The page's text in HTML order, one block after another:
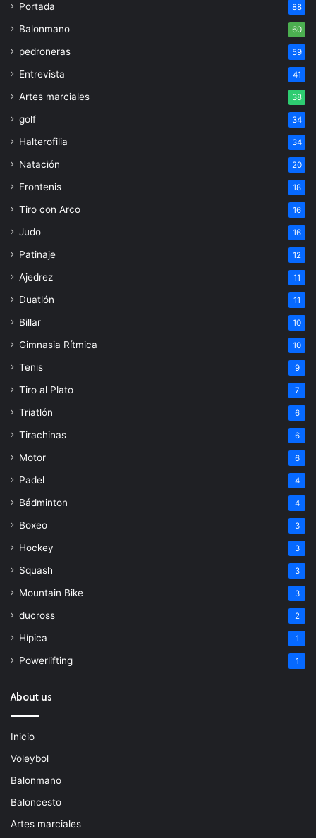
Portada 88
Balonmano 60
pedroneras 59
Entrevista 41
Artes marciales 38
golf 34
Halterofilia 34
Natación 20
Frontenis 18
Tiro con Arco 16
Judo 16
Patinaje 12
Ajedrez 11
Duatlón 11
Billar 10
Gimnasia Rítmica 10
Tenis 9
Tiro al Plato 7
Triatlón 6
Tirachinas 6
Motor 6
Padel 4
Bádminton 4
Boxeo 3
Hockey 3
Squash 3
Mountain Bike 3
ducross 2
Hípica 1
Powerlifting 1
About us
Inicio
Voleybol
Balonmano
Baloncesto
Artes marciales